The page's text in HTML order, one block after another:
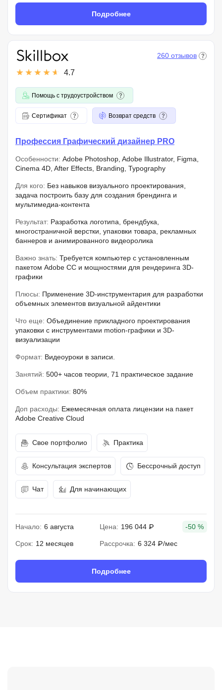
Подробнее
4.7
260 отзывов
Помощь с трудоустройством
Сертификат Возврат средств
Профессия Графический дизайнер PRO
Особенности: Adobe Photoshop, Adobe Illustrator, Figma,
Cinema 4D, After Effects, Branding, Typography
Для кого: Без навыков визуального проектирования,
задача построить базу для создания брендинга и
мультимедиа-контента
Результат: Разработка логотипа, брендбука,
многостраничной верстки, упаковки товара, рекламных
баннеров и анимированного видеоролика
Важно знать: Требуется компьютер с установленным
пакетом Adobe CC и мощностями для рендеринга 3D-
графики
Плюсы: Применение 3D-инструментария для разработки
объемных элементов визуальной айдентики
Что еще: Объединение прикладного проектирования
упаковки с инструментами motion-графики и 3D-
визуализации
Формат: Видеоуроки в записи.
Занятий: 500+ часов теории, 71 практическое задание
Объем практики: 80%
Доп расходы: Ежемесячная оплата лицензии на пакет
Adobe Creative Cloud
Свое портфолио Практика
Консультация экспертов Бессрочный доступ
Чат Для начинающих
Начало: 6 августа Цена: 196 044 ₽ -50 %
Срок: 12 месяцев Рассрочка: 6 324 ₽/мес
Подробнее